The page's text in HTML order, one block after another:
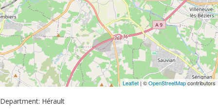
Leaflet| ©OpenStreetMapcontributors
Department: Hérault